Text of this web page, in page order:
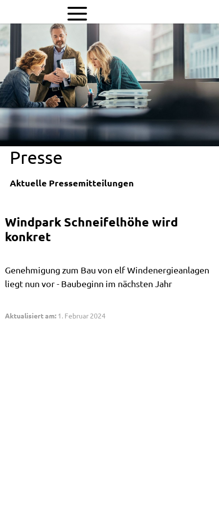
Schneifelhöhe
wird
konkret
Presse
Aktuelle Pressemitteilungen
Windpark Schneifelhöhe wird
konkret
Genehmigung zum Bau von elf Windenergieanlagen
liegt nun vor - Baubeginn im nächsten Jahr
Aktualisiert am: 1. Februar 2024